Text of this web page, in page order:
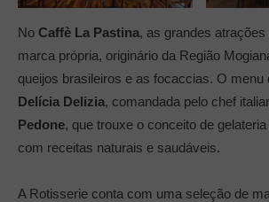
No Caffè La Pastina, as grandes
marca própria, originário da Região
queijos brasileiros e as focaccias. O menu
Delícia Delizia, comandada pelo chef
Pedone, que trouxe o conceito de
com receitas naturais e saudáveis.
A Rotisserie conta com uma seleção de